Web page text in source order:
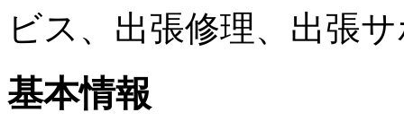
ビス、出張修理、出張
基本情報